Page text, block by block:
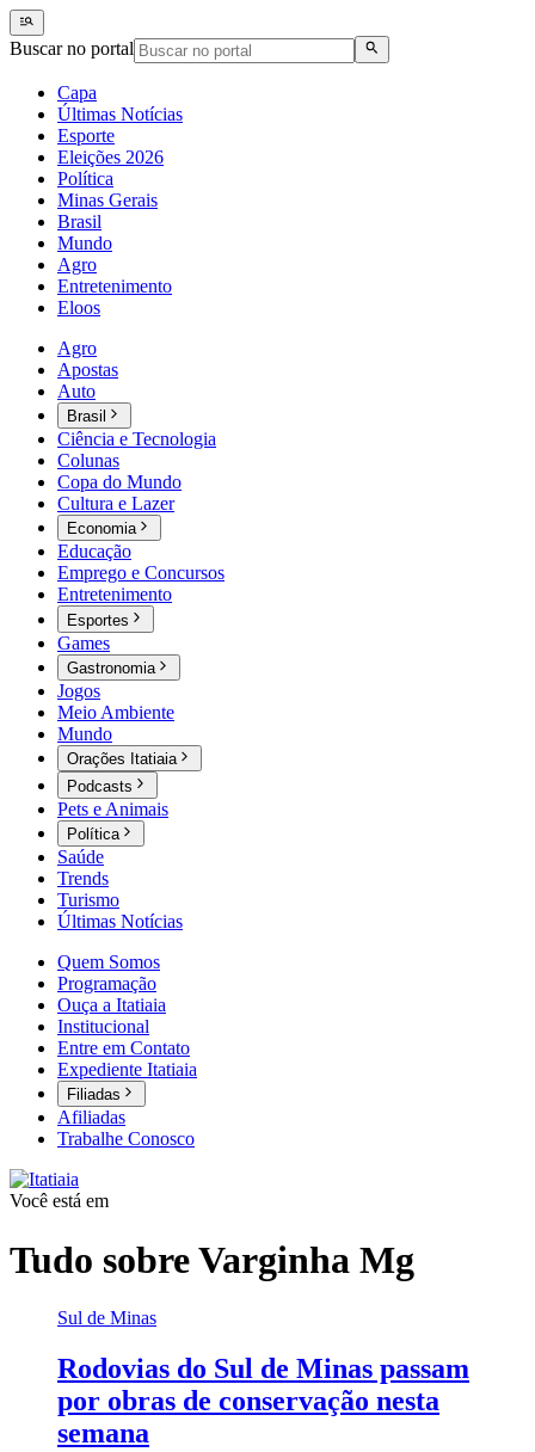
Buscar no portal
Capa
Últimas Notícias
Esporte
Eleições 2026
Política
Minas Gerais
Brasil
Mundo
Agro
Entretenimento
Eloos
Agro
Apostas
Auto
Brasil
Ciência e Tecnologia
Colunas
Copa do Mundo
Cultura e Lazer
Economia
Educação
Emprego e Concursos
Entretenimento
Esportes
Games
Gastronomia
Jogos
Meio Ambiente
Mundo
Orações Itatiaia
Podcasts
Pets e Animais
Política
Saúde
Trends
Turismo
Últimas Notícias
Quem Somos
Programação
Ouça a Itatiaia
Institucional
Entre em Contato
Expediente Itatiaia
Filiadas
Afiliadas
Trabalhe Conosco
Você está em
Tudo sobreVarginha Mg
Sul de Minas
Rodovias do Sul de Minas passam
por obras de conservação nesta
semana